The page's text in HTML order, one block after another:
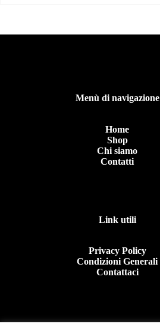
Menù di navigazione
Home
Shop
Chi siamo
Contatti
Link utili
Privacy Policy
Condizioni Generali
Contattaci